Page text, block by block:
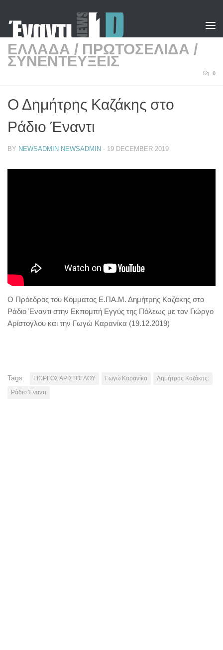
ΕΛΛΑΔΑ / ΠΡΩΤΟΣΕΛΙΔΑ /
ΣΥΝΕΝΤΕΥΞΕΙΣ
0
Ο Δημήτρης Καζάκης στο
Ράδιο Έναντι
BY NEWSADMIN NEWSADMIN · 19 DECEMBER 2019
Ο Πρόεδρος του Κόμματος Ε.ΠΑ.Μ. Δημήτρης Καζάκης στο
Ράδιο Έναντι στην Εκπομπή Εγγύς της Πόλεως με τον Γιώργο
Αρίστογλου και την Γωγώ Καρανίκα (19.12.2019)
Tags: ΓΙΩΡΓΟΣ ΑΡΙΣΤΟΓΛΟΥ Γωγώ Καρανίκα
Δημήτρης Καζάκης:
Ράδιο Έναντι